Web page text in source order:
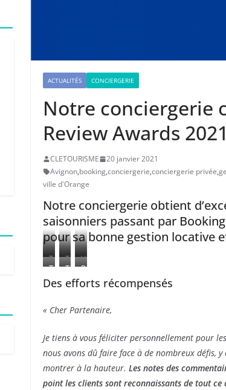
ACTUALITÉS CONCIERGERIE
Notre conciergerie
Review Awards
CLETOURISME
20 janvier 2021
Avignon,booking,conciergerie,conciergerie privée,
ville d'Orange
Notre conciergerie obtient
saisonniers passant par
pour sa bonne gestion locative
T
O
a
g
e
T
a
e
l
e
r
R
V
l
e
’
O
r
a
T
3
v
g
n
o
n
T
r
v
l
l
e
r
P
o
t
’
A
v
i
Des efforts récompensés
« Cher Partenaire,
Je tiens à vous féliciter personnellement pour les
nous avons dû faire face à de nombreux défis,
montrer à la hauteur. Les notes des
point les clients sont reconnaissants de tout ce